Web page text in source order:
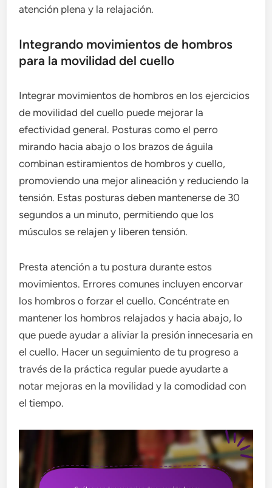
atención plena y la relajación.
Integrando movimientos de hombros
para la movilidad del cuello
Integrar movimientos de hombros en los ejercicios
de movilidad del cuello puede mejorar la
efectividad general. Posturas como el perro
mirando hacia abajo o los brazos de águila
combinan estiramientos de hombros y cuello,
promoviendo una mejor alineación y reduciendo la
tensión. Estas posturas deben mantenerse de 30
segundos a un minuto, permitiendo que los
músculos se relajen y liberen tensión.
Presta atención a tu postura durante estos
movimientos. Errores comunes incluyen encorvar
los hombros o forzar el cuello. Concéntrate en
mantener los hombros relajados y hacia abajo, lo
que puede ayudar a aliviar la presión innecesaria en
el cuello. Hacer un seguimiento de tu progreso a
través de la práctica regular puede ayudarte a
notar mejoras en la movilidad y la comodidad con
el tiempo.